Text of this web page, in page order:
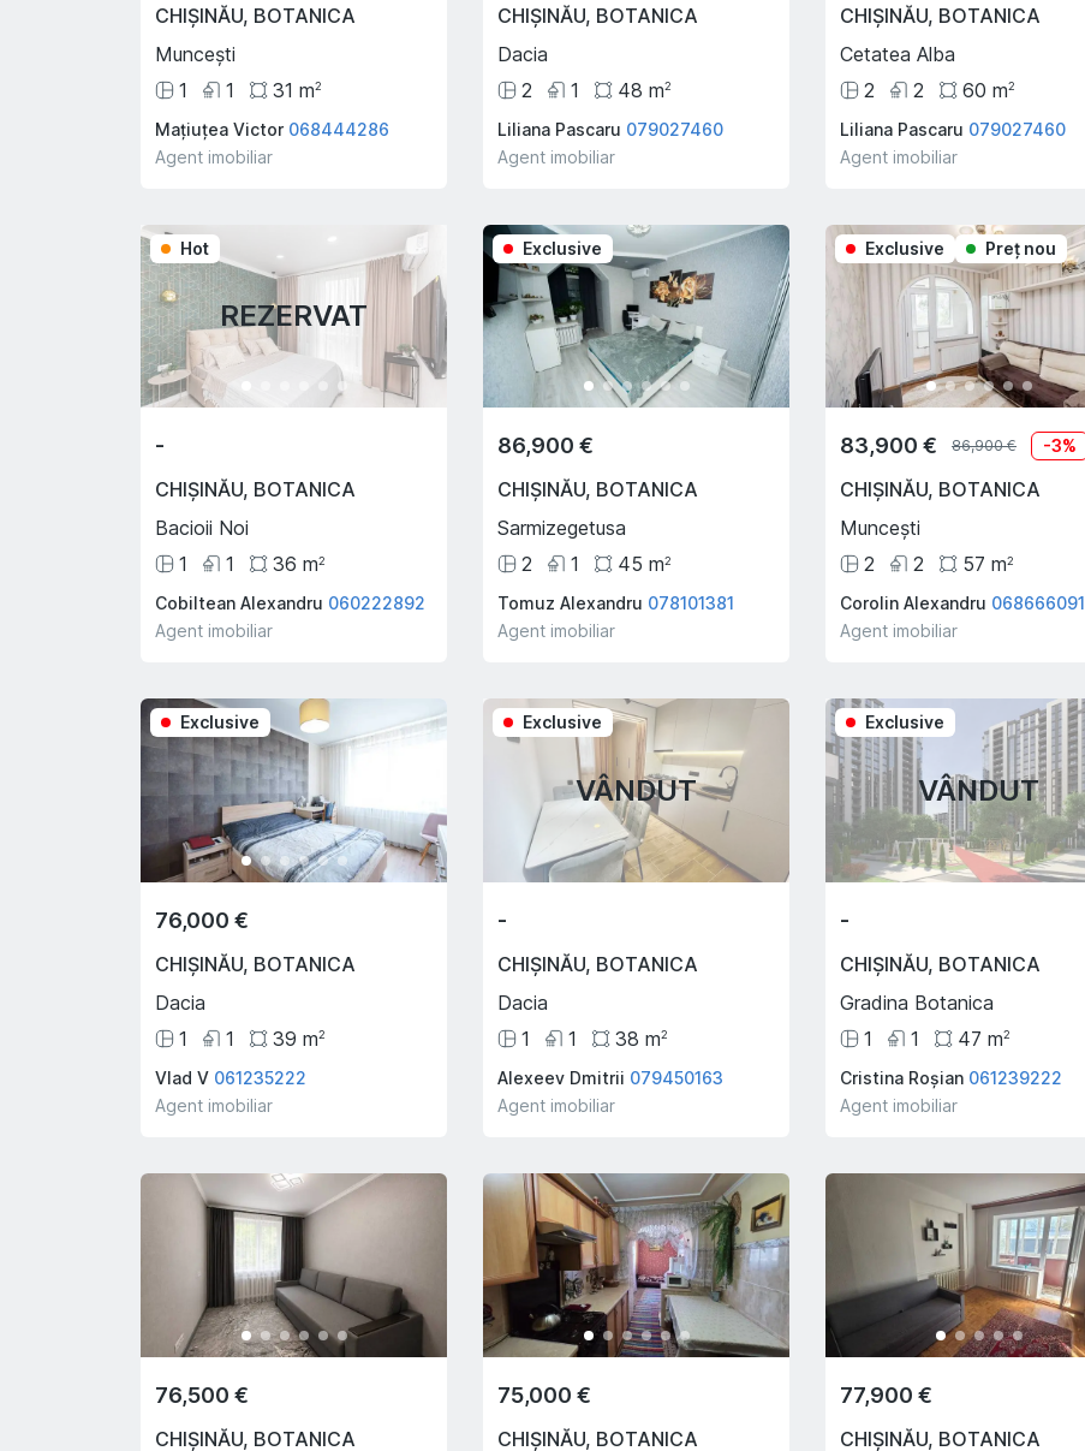
CHIȘINĂU, BOTANICA
Muncești
1
1 31 m2
Mațiuțea Victor 068444286
Agent imobiliar
CHIȘINĂU, BOTANICA
Dacia
2
1 48 m2
Liliana Pascaru 079027460
Agent imobiliar
CHIȘINĂU, BOTANICA
Cetatea Alba
2
2 60 m2
Liliana Pascaru 079027460
Agent imobiliar
REZERVAT
Hot
-
CHIȘINĂU, BOTANICA
Bacioii Noi
1
1 36 m2
Cobiltean Alexandru 060222892
Agent imobiliar
Exclusive
86,900 €
CHIȘINĂU, BOTANICA
Sarmizegetusa
2
1 45 m2
Tomuz Alexandru 078101381
Agent imobiliar
Exclusive Preţ nou
83,900 € 86,900 € -3%
CHIȘINĂU, BOTANICA
Muncești
2
2 57 m2
Corolin Alexandru 068666091
Agent imobiliar
Exclusive
76,000 €
CHIȘINĂU, BOTANICA
Dacia
1
1 39 m2
Vlad V 061235222
Agent imobiliar
VÂNDUT
Exclusive
-
CHIȘINĂU, BOTANICA
Dacia
1
1 38 m2
Alexeev Dmitrii 079450163
Agent imobiliar
VÂNDUT
Exclusive
-
CHIȘINĂU, BOTANICA
Gradina Botanica
1
1 47 m2
Cristina Roșian 061239222
Agent imobiliar
76,500 €
CHIȘINĂU, BOTANICA
75,000 €
CHIȘINĂU, BOTANICA
77,900 €
CHIȘINĂU, BOTANICA